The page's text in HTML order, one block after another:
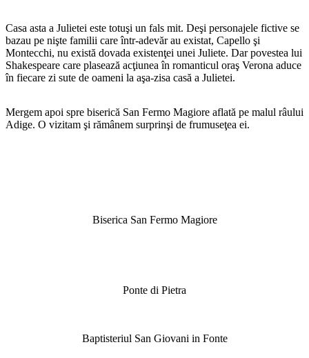
Casa asta a Julietei este totuşi un fals mit. Deşi personajele fictive se
bazau pe nişte familii care într-adevăr au existat, Capello şi
Montecchi, nu există dovada existenţei unei Juliete. Dar povestea lui
Shakespeare care plasează acţiunea în romanticul oraş Verona aduce
în fiecare zi sute de oameni la aşa-zisa casă a Julietei.
Mergem apoi spre biserică San Fermo Magiore aflată pe malul râului
Adige. O vizitam şi rămânem surprinşi de frumuseţea ei.
Biserica San Fermo Magiore
Ponte di Pietra
Baptisteriul San Giovani in Fonte